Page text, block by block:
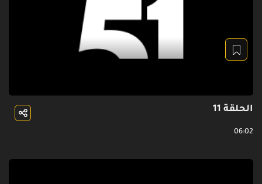
الحلقة 11
06:02